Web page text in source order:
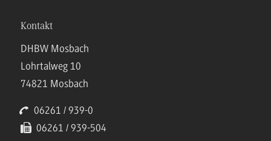
Kontakt
DHBW Mosbach
Lohrtalweg 10
74821 Mosbach
06261 / 939-0
06261 / 939-504